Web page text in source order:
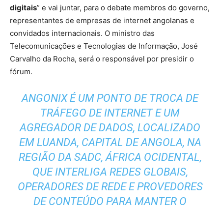
digitais” e vai juntar, para o debate membros do governo,
representantes de empresas de internet angolanas e
convidados internacionais. O ministro das
Telecomunicações e Tecnologias de Informação, José
Carvalho da Rocha, será o responsável por presidir o
fórum.
ANGONIX É UM PONTO DE TROCA DE
TRÁFEGO DE INTERNET E UM
AGREGADOR DE DADOS, LOCALIZADO
EM LUANDA, CAPITAL DE ANGOLA, NA
REGIÃO DA SADC, ÁFRICA OCIDENTAL,
QUE INTERLIGA REDES GLOBAIS,
OPERADORES DE REDE E PROVEDORES
DE CONTEÚDO PARA MANTER O